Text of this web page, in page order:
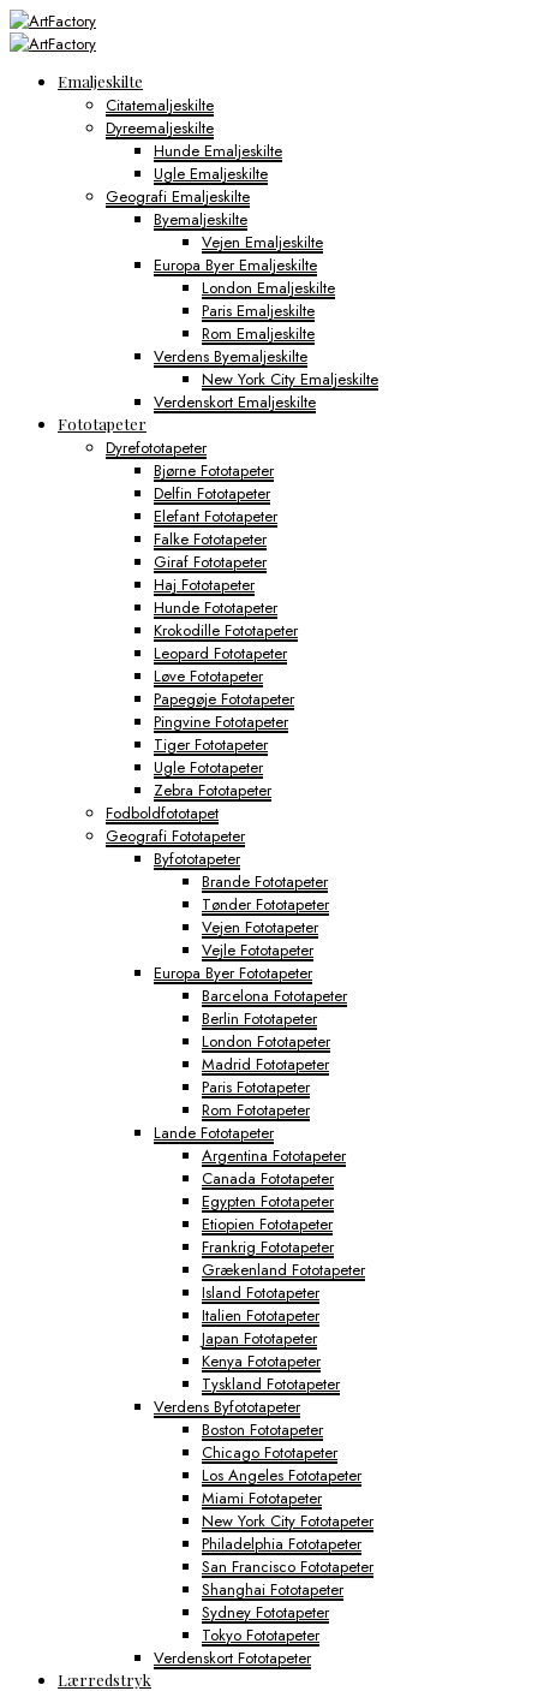
Emaljeskilte
Citatemaljeskilte
Dyreemaljeskilte
Hunde Emaljeskilte
Ugle Emaljeskilte
Geografi Emaljeskilte
Byemaljeskilte
Vejen Emaljeskilte
Europa Byer Emaljeskilte
London Emaljeskilte
Paris Emaljeskilte
Rom Emaljeskilte
Verdens Byemaljeskilte
New York City Emaljeskilte
Verdenskort Emaljeskilte
Fototapeter
Dyrefototapeter
Bjørne Fototapeter
Delfin Fototapeter
Elefant Fototapeter
Falke Fototapeter
Giraf Fototapeter
Haj Fototapeter
Hunde Fototapeter
Krokodille Fototapeter
Leopard Fototapeter
Løve Fototapeter
Papegøje Fototapeter
Pingvine Fototapeter
Tiger Fototapeter
Ugle Fototapeter
Zebra Fototapeter
Fodboldfototapet
Geografi Fototapeter
Byfototapeter
Brande Fototapeter
Tønder Fototapeter
Vejen Fototapeter
Vejle Fototapeter
Europa Byer Fototapeter
Barcelona Fototapeter
Berlin Fototapeter
London Fototapeter
Madrid Fototapeter
Paris Fototapeter
Rom Fototapeter
Lande Fototapeter
Argentina Fototapeter
Canada Fototapeter
Egypten Fototapeter
Etiopien Fototapeter
Frankrig Fototapeter
Grækenland Fototapeter
Island Fototapeter
Italien Fototapeter
Japan Fototapeter
Kenya Fototapeter
Tyskland Fototapeter
Verdens Byfototapeter
Boston Fototapeter
Chicago Fototapeter
Los Angeles Fototapeter
Miami Fototapeter
New York City Fototapeter
Philadelphia Fototapeter
San Francisco Fototapeter
Shanghai Fototapeter
Sydney Fototapeter
Tokyo Fototapeter
Verdenskort Fototapeter
Lærredstryk